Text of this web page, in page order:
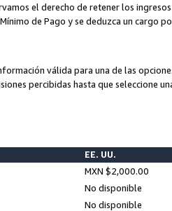
el derecho de retener los
de Pago y se deduzca un cargo
válida para una de las
percibidas hasta que seleccione
EE. UU.
MXN $2,000.00
No disponible
No disponible